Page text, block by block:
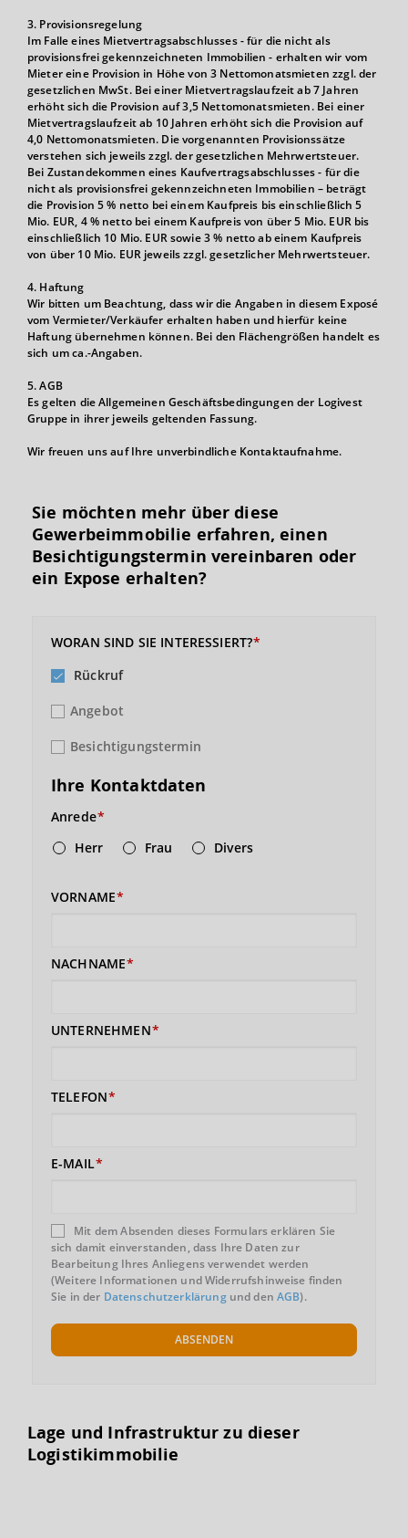
3. Provisionsregelung
Im Falle eines Mietvertragsabschlusses - für die nicht als
provisionsfrei gekennzeichneten Immobilien - erhalten wir vom
Mieter eine Provision in Höhe von 3 Nettomonatsmieten zzgl. der
gesetzlichen MwSt. Bei einer Mietvertragslaufzeit ab 7 Jahren
erhöht sich die Provision auf 3,5 Nettomonatsmieten. Bei einer
Mietvertragslaufzeit ab 10 Jahren erhöht sich die Provision auf
4,0 Nettomonatsmieten. Die vorgenannten Provisionssätze
verstehen sich jeweils zzgl. der gesetzlichen Mehrwertsteuer.
Bei Zustandekommen eines Kaufvertragsabschlusses - für die
nicht als provisionsfrei gekennzeichneten Immobilien – beträgt
die Provision 5 % netto bei einem Kaufpreis bis einschließlich 5
Mio. EUR, 4 % netto bei einem Kaufpreis von über 5 Mio. EUR bis
einschließlich 10 Mio. EUR sowie 3 % netto ab einem Kaufpreis
von über 10 Mio. EUR jeweils zzgl. gesetzlicher Mehrwertsteuer.
4. Haftung
Wir bitten um Beachtung, dass wir die Angaben in diesem Exposé
vom Vermieter/Verkäufer erhalten haben und hierfür keine
Haftung übernehmen können. Bei den Flächengrößen handelt es
sich um ca.-Angaben.
5. AGB
Es gelten die Allgemeinen Geschäftsbedingungen der Logivest
Gruppe in ihrer jeweils geltenden Fassung.
Wir freuen uns auf Ihre unverbindliche Kontaktaufnahme.
Sie möchten mehr über diese
Gewerbeimmobilie erfahren, einen
Besichtigungs­termin vereinbaren oder
ein Expose erhalten?
WORAN SIND SIE INTERESSIERT?
Rückruf
Angebot
Besichtigungstermin
Ihre Kontaktdaten
Anrede
Herr
Frau Divers
VORNAME
NACHNAME
UNTERNEHMEN
TELEFON
E-MAIL
Mit dem Absenden dieses Formulars erklären Sie
sich damit einverstanden, dass Ihre Daten zur
Bearbeitung Ihres Anliegens verwendet werden
(Weitere Informationen und Widerrufshinweise finden
Sie in der Datenschutzerklärungund denAGB).
ABSENDEN
Lage und Infrastruktur zu dieser
Logistikimmobilie